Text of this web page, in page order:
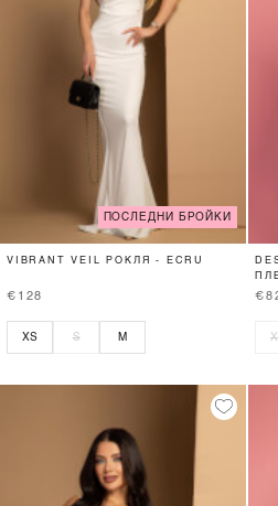
ПОСЛЕДНИ БРОЙКИ
VIBRANT VEIL РОКЛЯ - ECRU
€128
XS S M